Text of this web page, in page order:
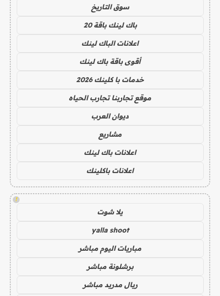
سوق التاريخ
باك لينك باقة 20
اعلانات الباك لينك
أقوى باقة باك لينك
خدمات با كلينك 2026
موقع تجاربنا تجارب الحياه
ديوان العرب
مشاريع
اعلانات باك لينك
اعلانات باكلينك
!
يلا شوت
yalla shoot
مباريات اليوم مباشر
برشلونة مباشر
ريال مدريد مباشر